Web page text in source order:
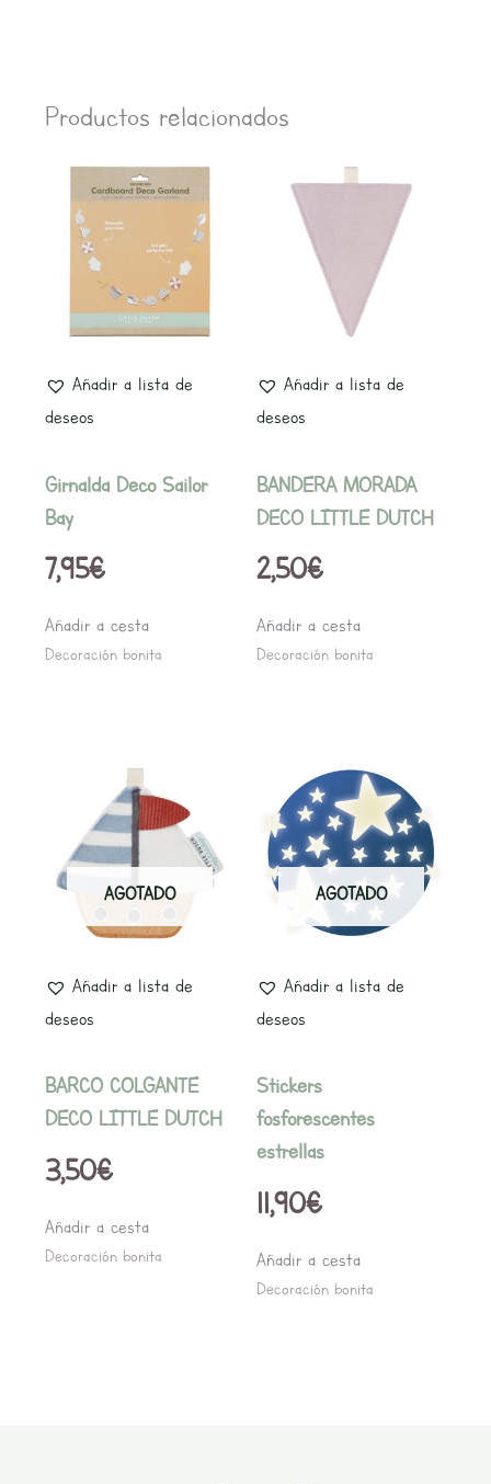
Productos relacionados
Añadir a lista de
deseos
Girnalda Deco Sailor
Bay
7,95€
Añadir a cesta
Decoración bonita
Añadir a lista de
deseos
BANDERA MORADA
DECO LITTLE DUTCH
2,50€
Añadir a cesta
Decoración bonita
AGOTADO
Añadir a lista de
deseos
BARCO COLGANTE
DECO LITTLE DUTCH
3,50€
Añadir a cesta
Decoración bonita
AGOTADO
Añadir a lista de
deseos
Stickers
fosforescentes
estrellas
11,90€
Añadir a cesta
Decoración bonita